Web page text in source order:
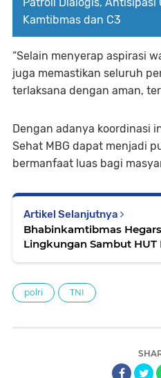
Kamtibmas dan C3
“Selain menyerap aspirasi
juga memastikan seluruh
terlaksana dengan aman,
Dengan adanya koordinasi
Sehat MBG dapat menjadi
bermanfaat luas bagi
Artikel Selanjutnya
Bhabinkamtibmas
Lingkungan Sambut HUT
polri TNI